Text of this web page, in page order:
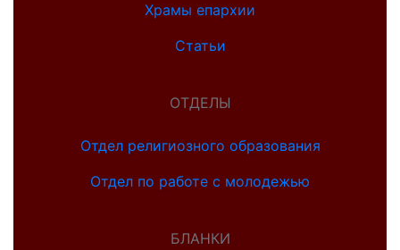
Храмы епархии
Статьи
ОТДЕЛЫ
Отдел религиозного образования
Отдел по работе с молодежью
БЛАНКИ